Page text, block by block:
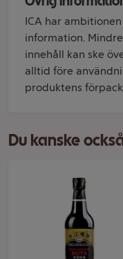
ICA har
information.
innehåll kan ske
alltid före
produktens
Du kanske